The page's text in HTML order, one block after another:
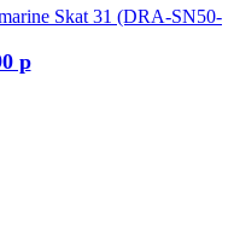
Skat 31 (DRA-SN50-
р